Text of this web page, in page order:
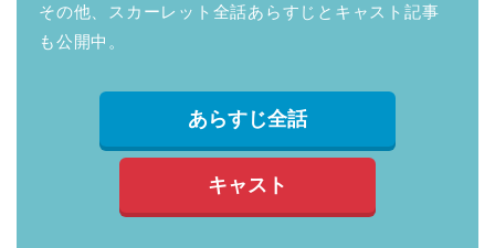
その他、スカーレット全話あらすじとキャスト記事
も公開中。
あらすじ全話
キャスト